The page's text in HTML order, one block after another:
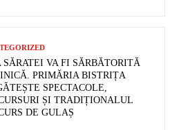
SĂRATEI VA FI SĂRBĂTORITĂ
PRIMĂRIA BISTRIȚA
SPECTACOLE,
ȘI TRADIȚIONALUL
DE GULAȘ